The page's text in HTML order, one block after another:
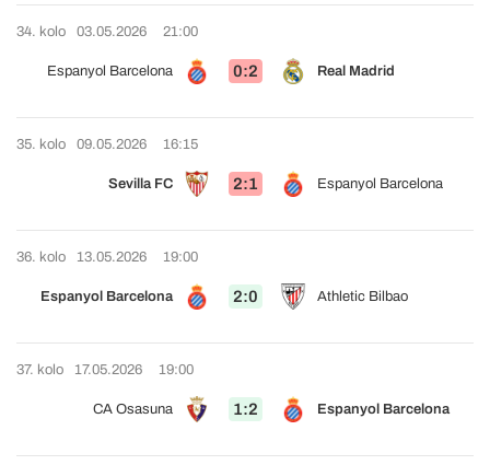
34. kolo 03.05.2026 21:00
Espanyol Barcelona 0:2 Real Madrid
35. kolo 09.05.2026 16:15
Sevilla FC 2:1 Espanyol Barcelona
36. kolo 13.05.2026 19:00
Espanyol Barcelona 2:0 Athletic Bilbao
37. kolo 17.05.2026 19:00
CA Osasuna 1:2 Espanyol Barcelona